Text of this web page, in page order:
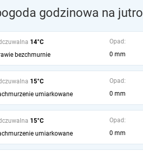
godzinowa na jutro
14°C
bezchmurnie
Opad:
0 mm
15°C
umiarkowane
Opad:
0 mm
15°C
umiarkowane
Opad:
0 mm